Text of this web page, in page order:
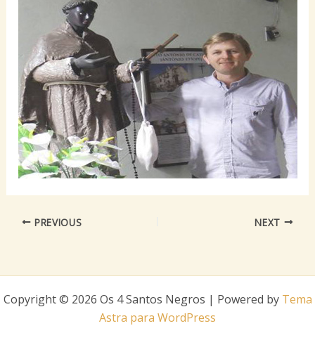
PREVIOUS NEXT
Copyright © 2026 Os 4 Santos Negros | Powered by Tema
Astra para WordPress